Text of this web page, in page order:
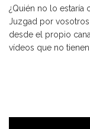
¿Quién no lo estaría
Juzgad por
desde el propio
vídeos que no